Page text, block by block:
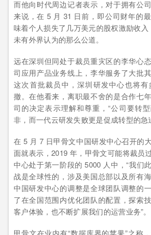
而他向时代周边记者表示，对于拥有公
来说，在 5 月 31 日前，即公司财年的
味着个人损失了几万美元的股权激励收入
未有外界认为的那么公道。
远在深圳但同处于裁员重灾区的李华心
司应用产品业务线上，李华服务了大批
这次首批裁员中，深圳研发中心也将
撤。在他看来，离职最不舍的是合作七
司的决定表示理解和尊重，“公司要转
非，而一代云研发失败更是促成转型的急
在 5 月 7 日甲骨文中国研发中心召开的
面就表示，2019 年，甲骨文可能将裁员
中心处于第一阶段的 5000 人中，“我们
战是全球性的，涉及美国总部以及所有
中国研发中心的调整是全球团队调整的
了在全国范围内优化团队的配置，探索
客户体验，也不断扩展我们的运营业务”。
甲骨文在业内有“数据库界的苹果”之称